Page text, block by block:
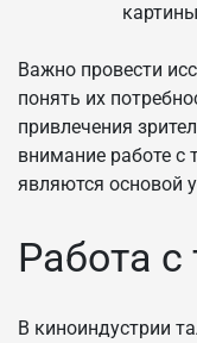
Важно провести
понять их
привлечения
внимание работе с
являются основой
Работа
В киноиндустрии